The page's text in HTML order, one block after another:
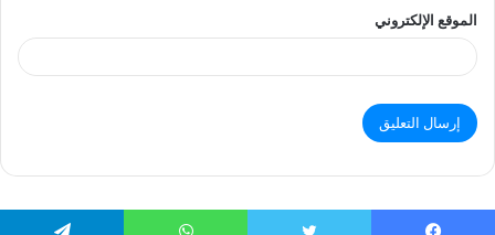
الموقع الإلكتروني